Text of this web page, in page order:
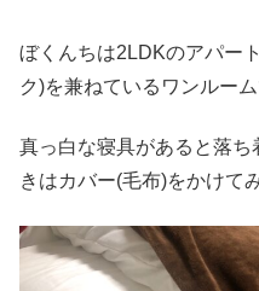
ぼくんちは2LDKのアパー
ク)を兼ねているワンルーム
真っ白な寝具があると落ち
きはカバー(毛布)をかけて